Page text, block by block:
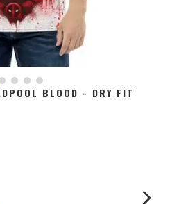
BLOOD - DRY FIT